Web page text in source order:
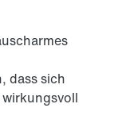
dass sich